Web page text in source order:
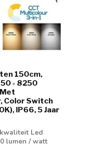
150cm,
- 8250
Color Switch
IP66, 5 Jaar
Led
lumen / watt